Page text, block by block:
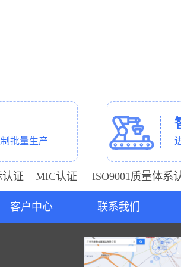
批量生产
认证 MIC认证 ISO9001质量体系
客户中心 联系我们